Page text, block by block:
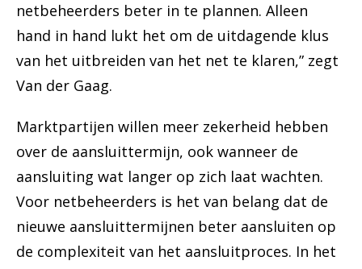
netbeheerders beter in te plannen. Alleen
hand in hand lukt het om de uitdagende klus
van het uitbreiden van het net te klaren,” zegt
Van der Gaag.
Marktpartijen willen meer zekerheid hebben
over de aansluittermijn, ook wanneer de
aansluiting wat langer op zich laat wachten.
Voor netbeheerders is het van belang dat de
nieuwe aansluittermijnen beter aansluiten op
de complexiteit van het aansluitproces. In het